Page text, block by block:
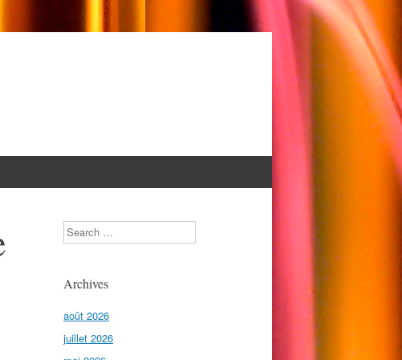
Search
Archives
août 2026
juillet 2026